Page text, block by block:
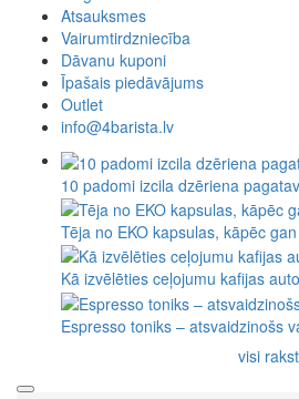
Atsauksmes
Vairumtirdzniecība
Dāvanu kuponi
Īpašais piedāvājums
Outlet
info@4barista.lv
10 padomi izcila dzēriena
Tēja no EKO kapsulas, kāpēc
Kā izvēlēties ceļojumu kafijas
Espresso toniks – atsvaidzinošs
visi